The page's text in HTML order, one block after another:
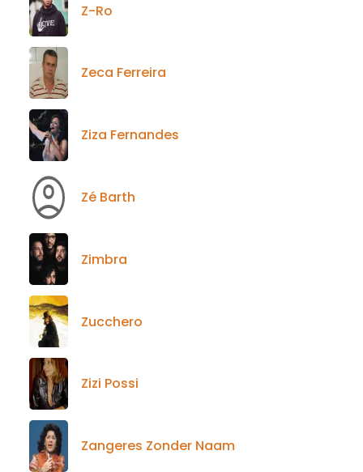
Z-Ro
Zeca Ferreira
Ziza Fernandes
Zé Barth
Zimbra
Zucchero
Zizi Possi
Zangeres Zonder Naam